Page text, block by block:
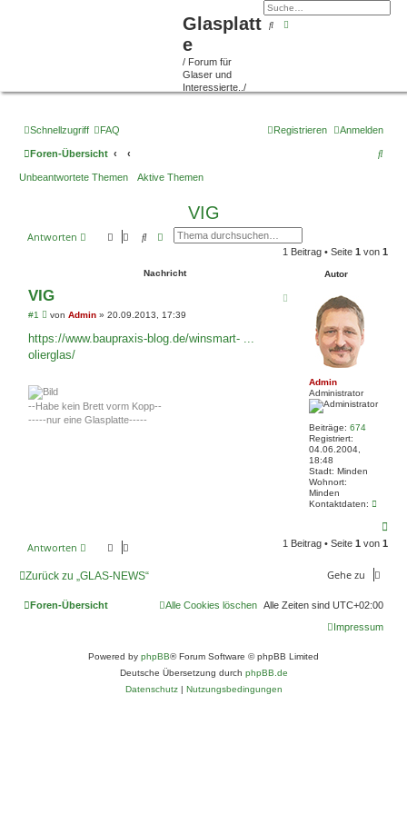
Glasplatt
e
/ Forum für
Glaser und
Interessierte../
SucheErweiterte Suche
Schnellzugriff FAQ Anmelden
Registrieren
Foren-Übersicht
S
Unbeantwortete Themen Aktive Themen
VIG
Antworten SucheErweiterte Suche
1 Beitrag • Seite 1 von 1
Nachricht Autor
Admin
Administrator
Beiträge: 674
Registriert:
04.06.2004,
18:48
Stadt: Minden
Wohnort:
Minden
Kontaktdaten:
a
d
t
e
v
VIG
#1
B
i
r
von Admin » 20.09.2013, 17:39
https://www.baupraxis-blog.de/winsmart- ...
olierglas/
--Habe kein Brett vorm Kopp--
-----nur eine Glasplatte-----
c
Antworten 1 Beitrag • Seite 1 von 1
Zurück zu „GLAS-NEWS“ Gehe zu
Foren-Übersicht Alle Zeiten sind UTC+02:00
Alle Cookies löschen
Impressum
Powered by phpBB® Forum Software © phpBB Limited
Deutsche Übersetzung durch phpBB.de
Datenschutz| Nutzungsbedingungen